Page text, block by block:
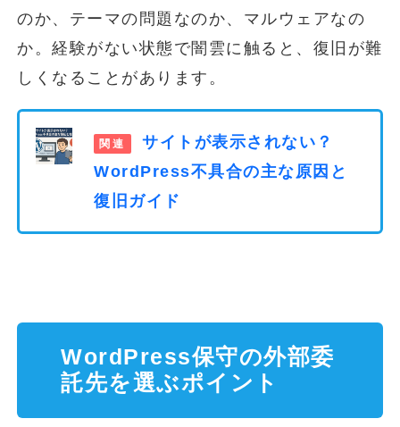
のか、テーマの問題なのか、マルウェアなの
か。経験がない状態で闇雲に触ると、復旧が難
しくなることがあります。
サイトが表示されない？
WordPress不具合の主な原因と
復旧ガイド
WordPress保守の外部委
託先を選ぶポイント